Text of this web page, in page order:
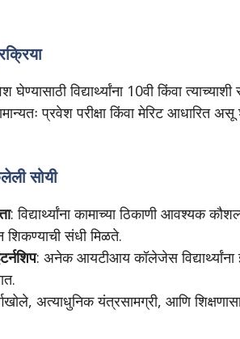
विद्यार्थ्यांना 10वी किंवा त्याच्याशी
प्रवेश परीक्षा किंवा मेरिट
सोयी
: विद्यार्थ्यांना कामाच्या ठिकाणी आवश्यक
संधी मिळते.
: अनेक आयटीआय कॉलेजेस विद्यार्थ्यांना
अत्याधुनिक यंत्रसामग्री, आणि